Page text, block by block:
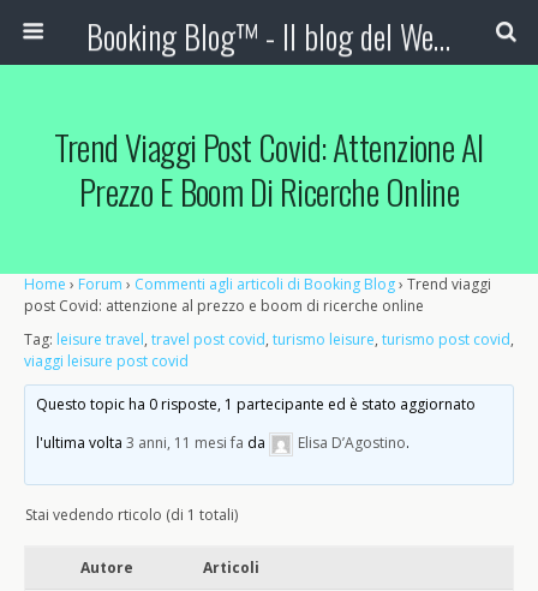
Booking Blog™ - Il blog del Web Marketing Turistico
Trend Viaggi Post Covid: Attenzione Al
Prezzo E Boom Di Ricerche Online
Home › Forum › Commenti agli articoli di Booking Blog› Trend viaggi
post Covid: attenzione al prezzo e boom di ricerche online
Tag: leisure travel, travel post covid, turismo leisure, turismo post covid,
viaggi leisure post covid
Questo topic ha 0 risposte, 1 partecipante ed è stato aggiornato
l'ultima volta3 anni, 11 mesi fa da Elisa D’Agostino.
Stai vedendo rticolo (di 1 totali)
Autore Articoli